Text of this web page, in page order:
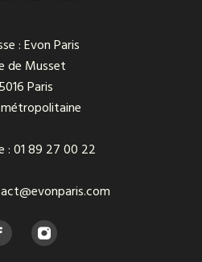
: Evon Paris
de Musset
Paris
: 01 89 27 00 22